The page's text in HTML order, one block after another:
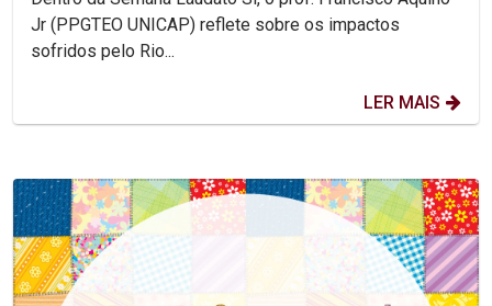
Jr (PPGTEO UNICAP) reflete sobre os impactos
sofridos pelo Rio...
LER MAIS